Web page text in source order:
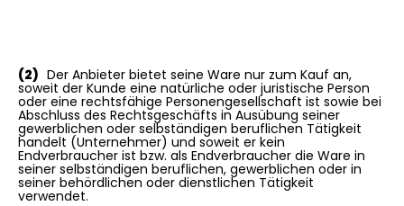
(2) Der Anbieter bietet seine Ware nur zum Kauf an,
soweit der Kunde eine natürliche oder juristische Person
oder eine rechtsfähige Personengesellschaft ist sowie bei
Abschluss des Rechtsgeschäfts in Ausübung seiner
gewerblichen oder selbständigen beruflichen Tätigkeit
handelt (Unternehmer) und soweit er kein
Endverbraucher ist bzw. als Endverbraucher die Ware in
seiner selbständigen beruflichen, gewerblichen oder in
seiner behördlichen oder dienstlichen Tätigkeit
verwendet.